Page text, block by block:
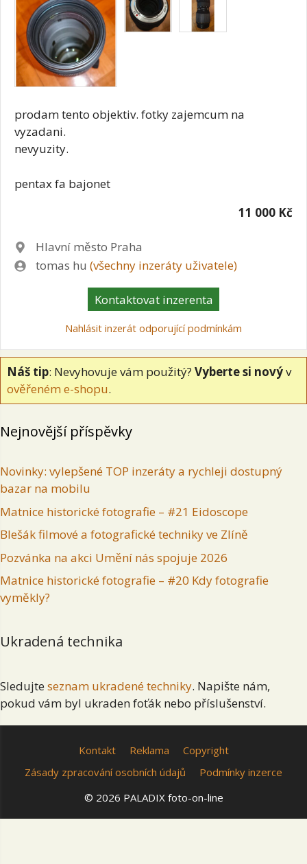
prodam tento objektiv. fotky zajemcum na
vyzadani.
nevyuzity.
pentax fa bajonet
11 000 Kč
Lokalita
Hlavní město Praha
Zadavatel
tomas hu (všechny inzeráty uživatele)
Kontaktovat inzerenta
Nahlásit inzerát odporující podmínkám
Náš tip: Nevyhovuje vám použitý? Vyberte si novýv
ověřeném e-shopu.
Nejnovější příspěvky
Novinky: vylepšené TOP inzeráty a rychleji dostupný
bazar na mobilu
Matnice historické fotografie – #21 Eidoscope
Blešák filmové a fotografické techniky ve Zlíně
Pozvánka na akci Umění nás spojuje 2026
Matnice historické fotografie – #20 Kdy fotografie
vyměkly?
Ukradená technika
Sledujte seznam ukradené techniky. Napište nám,
pokud vám byl ukraden foťák nebo příslušenství.
Kontakt Reklama
Copyright
Zásady zpracování osobních údajů
Podmínky inzerce
© 2026 PALADIX foto-on-line